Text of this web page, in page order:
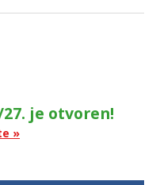
je otvoren!
»